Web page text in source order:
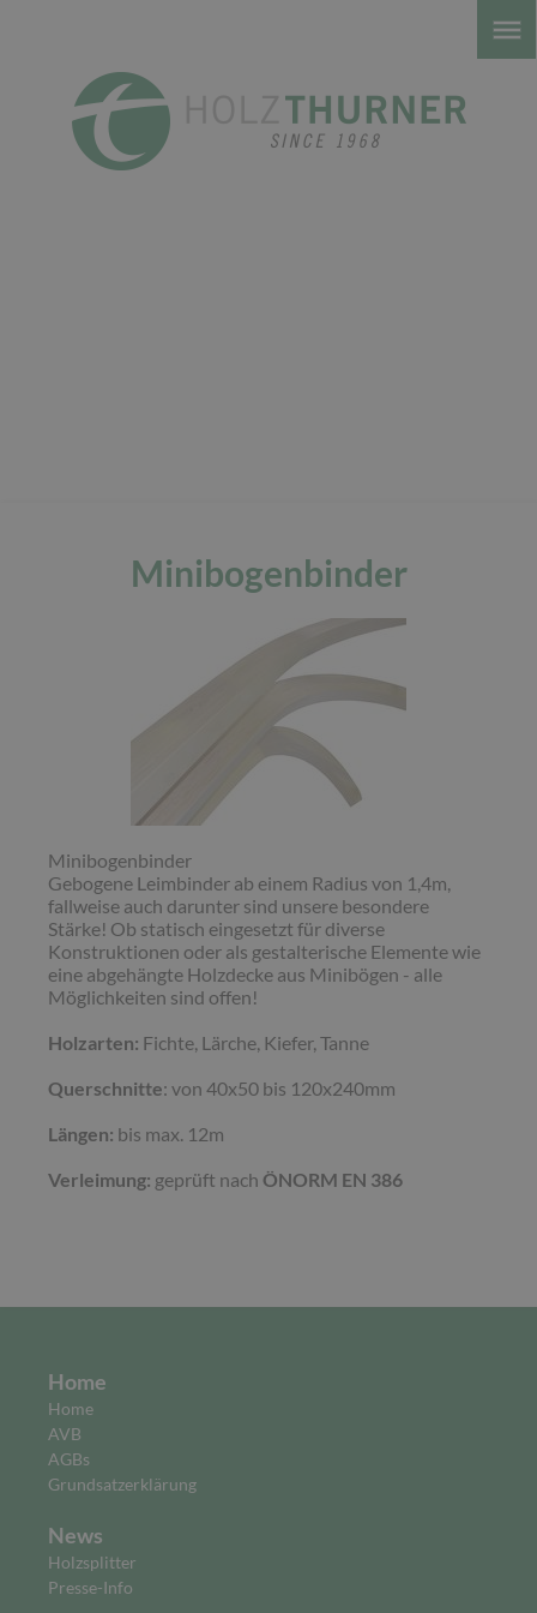
Minibogenbinder
Minibogenbinder
Gebogene Leimbinder ab einem Radius von 1,4m,
fallweise auch darunter sind unsere besondere
Stärke! Ob statisch eingesetzt für diverse
Konstruktionen oder als gestalterische Elemente wie
eine abgehängte Holzdecke aus Minibögen - alle
Möglichkeiten sind offen!
Holzarten: Fichte, Lärche, Kiefer, Tanne
Querschnitte: von 40x50 bis 120x240mm
Längen: bis max. 12m
Verleimung: geprüft nach ÖNORM EN 386
Home
Home
AVB
AGBs
Grundsatzerklärung
News
Holzsplitter
Presse-Info